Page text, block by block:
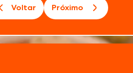
Voltar Próximo